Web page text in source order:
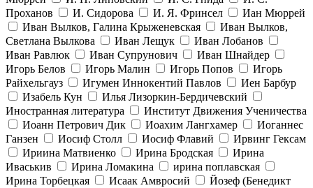
Проханов
И. Сидорова И. Я. Фринсел
Иан Мюррей
Иван Вылков, Галина Крыженевская
Иван Вылков,
Светлана Вылкова
Иван Лещук
Иван Лобанов
Иван Равлюк
Иван Супрунович
Иван Шнайдер
Игорь Белов
Игорь Малин Игорь Попов
Игорь
Райхельгауз
Игумен Иннокентий Павлов
Иен Барбур
Изабель Кун
Илья Лизоркин-Бердичевский
Иностранная литература
Институт Движения Ученичества
Иоанн Петрович Дик
Иоахим Лангхамер
Иоганнес
Ганзен
Иосиф Столл Иосиф Флавий
Ирвинг Гексам
Ириина Матвиенко
Ирина Бродская
Ирина
Иваськив
Ирина Ломакина
ирина поплавская
Ирина Торбецкая
Исаак Амвросий
Йозеф (Бенедикт